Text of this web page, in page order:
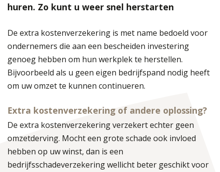
huren. Zo kunt u weer snel herstarten
De extra kostenverzekering is met name bedoeld voor
ondernemers die aan een bescheiden investering
genoeg hebben om hun werkplek te herstellen.
Bijvoorbeeld als u geen eigen bedrijfspand nodig heeft
om uw omzet te kunnen continueren.
Extra kostenverzekering of andere oplossing?
De extra kostenverzekering verzekert echter geen
omzetderving. Mocht een grote schade ook invloed
hebben op uw winst, dan is een
bedrijfsschadeverzekering wellicht beter geschikt voor